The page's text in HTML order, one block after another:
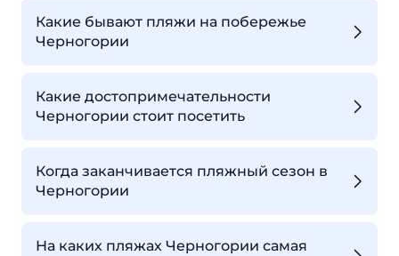
Какие бывают пляжи на побережье
Черногории
Какие достопримечательности
Черногории стоит посетить
Когда заканчивается пляжный сезон в
Черногории
На каких пляжах Черногории самая